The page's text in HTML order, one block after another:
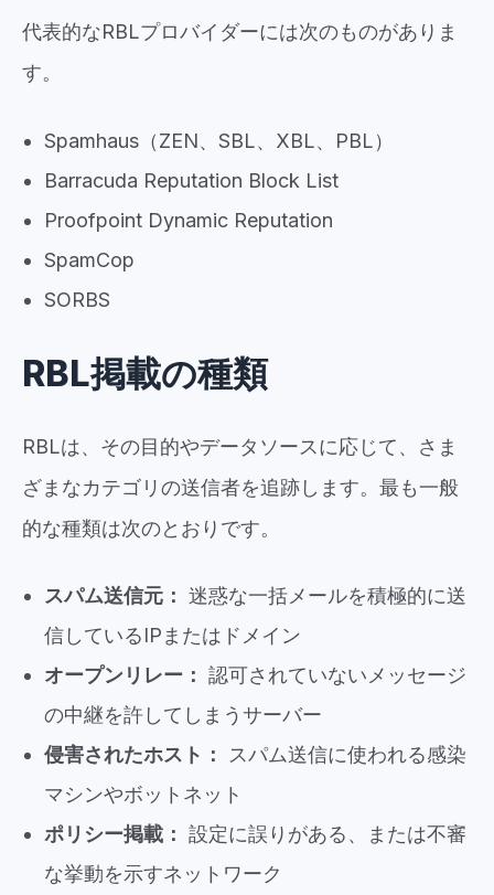
代表的なRBLプロバイダーには次のものがありま
す。
Spamhaus（ZEN、SBL、XBL、PBL）
Barracuda Reputation Block List
Proofpoint Dynamic Reputation
SpamCop
SORBS
RBL掲載の種類
RBLは、その目的やデータソースに応じて、さま
ざまなカテゴリの送信者を追跡します。最も一般
的な種類は次のとおりです。
スパム送信元： 迷惑な一括メールを積極的に送
信しているIPまたはドメイン
オープンリレー： 認可されていないメッセージ
の中継を許してしまうサーバー
侵害されたホスト：
スパム送信に使われる感染
マシンやボットネット
ポリシー掲載： 設定に誤りがある、または不審
な挙動を示すネットワーク